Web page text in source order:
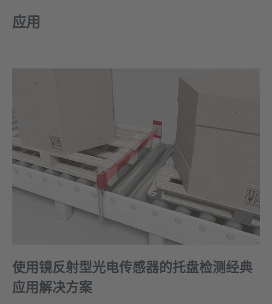
应用
使用镜反射型光电传感器的托盘检测经典
应用解决方案